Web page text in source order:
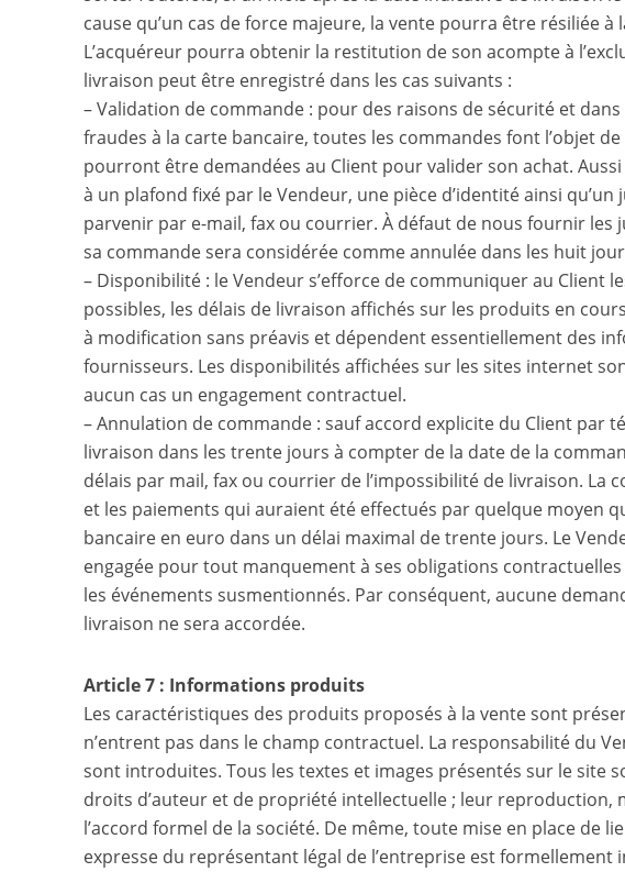
cause qu’un cas de force majeure, la vente pourra être résiliée à
L’acquéreur pourra obtenir la restitution de son acompte à
livraison peut être enregistré dans les cas suivants :
– Validation de commande : pour des raisons de sécurité et
fraudes à la carte bancaire, toutes les commandes font l’objet
pourront être demandées au Client pour valider son achat.
à un plafond fixé par le Vendeur, une pièce d’identité ainsi
parvenir par e-mail, fax ou courrier. À défaut de nous fournir les
sa commande sera considérée comme annulée dans les huit
– Disponibilité : le Vendeur s’efforce de communiquer au Client
possibles, les délais de livraison affichés sur les produits en
à modification sans préavis et dépendent essentiellement des
fournisseurs. Les disponibilités affichées sur les sites internet
aucun cas un engagement contractuel.
– Annulation de commande : sauf accord explicite du Client par
livraison dans les trente jours à compter de la date de la
délais par mail, fax ou courrier de l’impossibilité de livraison. La
et les paiements qui auraient été effectués par quelque moyen
bancaire en euro dans un délai maximal de trente jours. Le
engagée pour tout manquement à ses obligations
les événements susmentionnés. Par conséquent, aucune
livraison ne sera accordée.
Article 7 : Informations produits
Les caractéristiques des produits proposés à la vente sont
n’entrent pas dans le champ contractuel. La responsabilité du
sont introduites. Tous les textes et images présentés sur le site
droits d’auteur et de propriété intellectuelle ; leur
l’accord formel de la société. De même, toute mise en place de
expresse du représentant légal de l’entreprise est formellement